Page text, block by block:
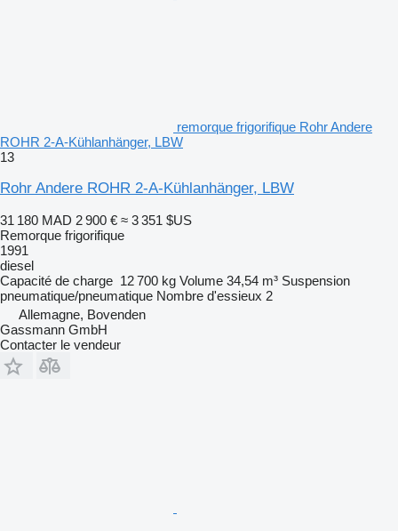
remorque frigorifique Rohr Andere
ROHR 2-A-Kühlanhänger, LBW
13
Rohr Andere ROHR 2-A-Kühlanhänger, LBW
31 180 MAD 2 900 € ≈ 3 351 $US
Remorque frigorifique
1991
diesel
Capacité de charge 12 700 kg Volume 34,54 m³ Suspension
pneumatique/pneumatique Nombre d'essieux 2
Allemagne, Bovenden
Gassmann GmbH
Contacter le vendeur